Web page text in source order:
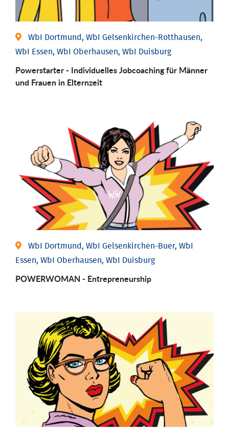
WbI Dortmund, WbI Gelsenkirchen-Rotthausen,
WbI Essen, WbI Oberhausen, WbI Duisburg
Powerstarter - Individuelles Jobcoaching für Männer
und Frauen in Elternzeit
WbI Dortmund, WbI Gelsenkirchen-Buer, WbI
Essen, WbI Oberhausen, WbI Duisburg
POWERWOMAN - Entrepreneurship